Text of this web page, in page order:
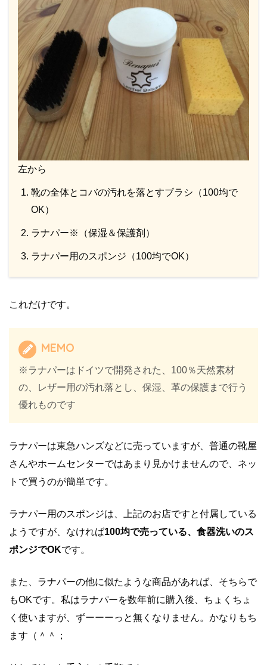
左から
靴の全体とコバの汚れを落とすブラシ（100均で
OK）
ラナパー※（保湿＆保護剤）
ラナパー用のスポンジ（100均でOK）
これだけです。
MEMO
※ラナパーはドイツで開発された、100％天然素材
の、レザー用の汚れ落とし、保湿、革の保護まで行う
優れものです
ラナパーは東急ハンズなどに売っていますが、普通の靴屋
さんやホームセンターではあまり見かけませんので、ネッ
トで買うのが簡単です。
ラナパー用のスポンジは、上記のお店ですと付属している
ようですが、なければ100均で売っている、食器洗いのス
ポンジでOKです。
また、ラナパーの他に似たような商品があれば、そちらで
もOKです。私はラナパーを数年前に購入後、ちょくちょ
く使いますが、ずーーーっと無くなりません。かなりもち
ます（＾＾；